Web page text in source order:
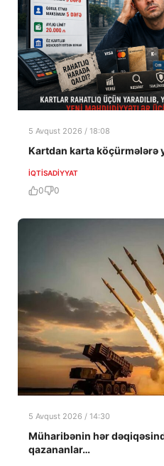
5 Avqust 2026 / 18:08
Kartdan karta köçürmələrə
İQTISADIYYAT
0 0
5 Avqust 2026 / 14:30
Müharibənin hər
qazananlar…